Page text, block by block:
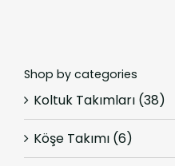
Shop by categories
Koltuk Takımları (38)
Köşe Takımı (6)